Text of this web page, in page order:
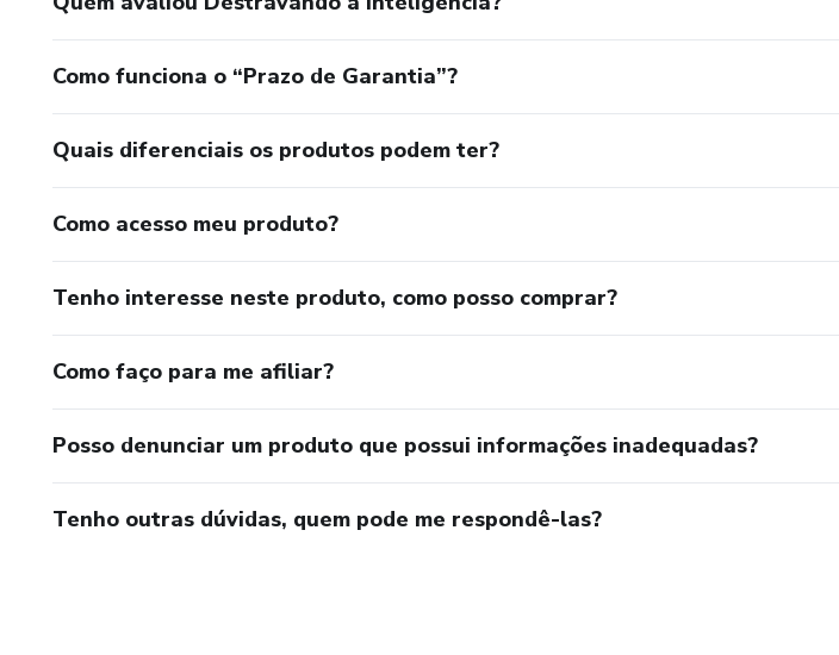
Como funciona o “Prazo de Garantia”?
Quais diferenciais os produtos podem ter?
Como acesso meu produto?
Tenho interesse neste produto, como posso comprar?
Como faço para me afiliar?
Posso denunciar um produto que possui informações inadequadas?
Tenho outras dúvidas, quem pode me respondê-las?